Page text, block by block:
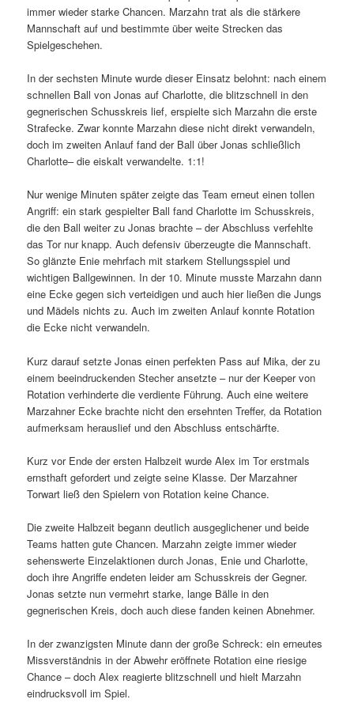
immer wieder starke Chancen. Marzahn trat als die stärkere
Mannschaft auf und bestimmte über weite Strecken das
Spielgeschehen.
In der sechsten Minute wurde dieser Einsatz belohnt: nach einem
schnellen Ball von Jonas auf Charlotte, die blitzschnell in den
gegnerischen Schusskreis lief, erspielte sich Marzahn die erste
Strafecke. Zwar konnte Marzahn diese nicht direkt verwandeln,
doch im zweiten Anlauf fand der Ball über Jonas schließlich
Charlotte– die eiskalt verwandelte. 1:1!
Nur wenige Minuten später zeigte das Team erneut einen tollen
Angriff: ein stark gespielter Ball fand Charlotte im Schusskreis,
die den Ball weiter zu Jonas brachte – der Abschluss verfehlte
das Tor nur knapp. Auch defensiv überzeugte die Mannschaft.
So glänzte Enie mehrfach mit starkem Stellungsspiel und
wichtigen Ballgewinnen. In der 10. Minute musste Marzahn dann
eine Ecke gegen sich verteidigen und auch hier ließen die Jungs
und Mädels nichts zu. Auch im zweiten Anlauf konnte Rotation
die Ecke nicht verwandeln.
Kurz darauf setzte Jonas einen perfekten Pass auf Mika, der zu
einem beeindruckenden Stecher ansetzte – nur der Keeper von
Rotation verhinderte die verdiente Führung. Auch eine weitere
Marzahner Ecke brachte nicht den ersehnten Treffer, da Rotation
aufmerksam herauslief und den Abschluss entschärfte.
Kurz vor Ende der ersten Halbzeit wurde Alex im Tor erstmals
ernsthaft gefordert und zeigte seine Klasse. Der Marzahner
Torwart ließ den Spielern von Rotation keine Chance.
Die zweite Halbzeit begann deutlich ausgeglichener und beide
Teams hatten gute Chancen. Marzahn zeigte immer wieder
sehenswerte Einzelaktionen durch Jonas, Enie und Charlotte,
doch ihre Angriffe endeten leider am Schusskreis der Gegner.
Jonas setzte nun vermehrt starke, lange Bälle in den
gegnerischen Kreis, doch auch diese fanden keinen Abnehmer.
In der zwanzigsten Minute dann der große Schreck: ein erneutes
Missverständnis in der Abwehr eröffnete Rotation eine riesige
Chance – doch Alex reagierte blitzschnell und hielt Marzahn
eindrucksvoll im Spiel.